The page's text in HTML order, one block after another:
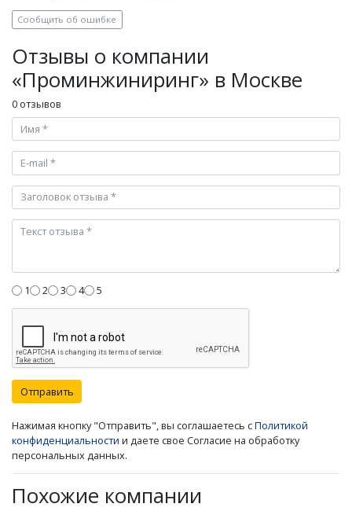
Сообщить об ошибке
Отзывы о компании
«Проминжиниринг» в Москве
0 отзывов
1 2 3 4 5
Отправить
Нажимая кнопку "Отправить", вы соглашаетесь сПолитикой
конфиденциальности и даете свое Согласие на обработку
персональных данных.
Похожие компании